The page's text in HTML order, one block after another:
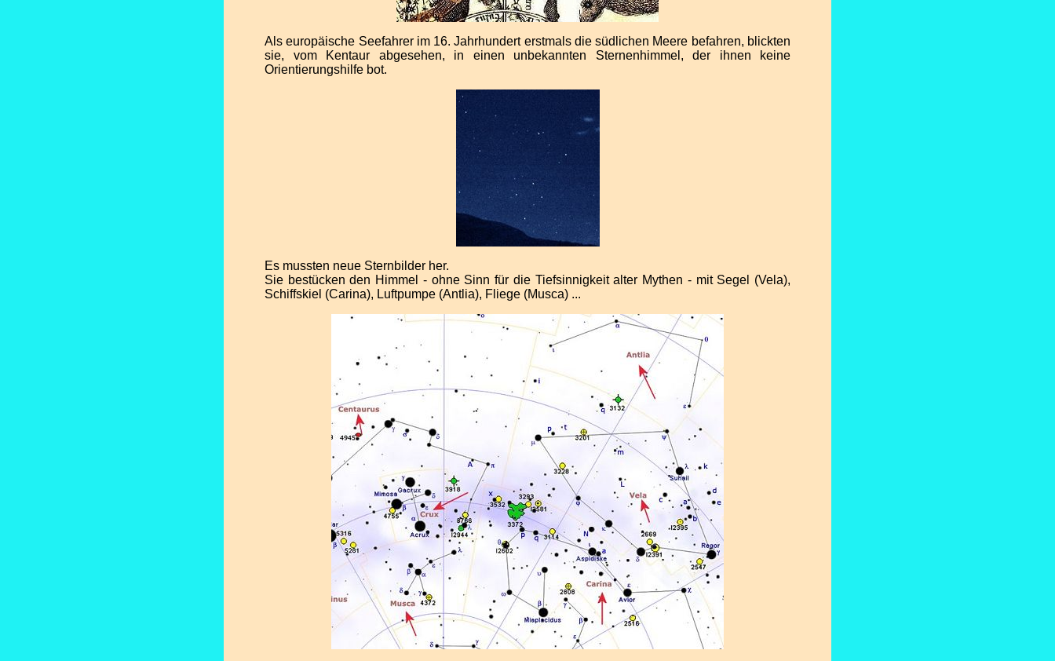
Als europäische Seefahrer im 16. Jahrhundert erstmals die südlichen Meere befahren, blickten
sie, vom Kentaur abgesehen, in einen unbekannten Sternenhimmel, der ihnen keine
Orientierungshilfe bot.
Es mussten neue Sternbilder her.
Sie bestücken den Himmel - ohne Sinn für die Tiefsinnigkeit alter Mythen - mit Segel (Vela),
Schiffskiel (Carina), Luftpumpe (Antlia), Fliege (Musca) ...